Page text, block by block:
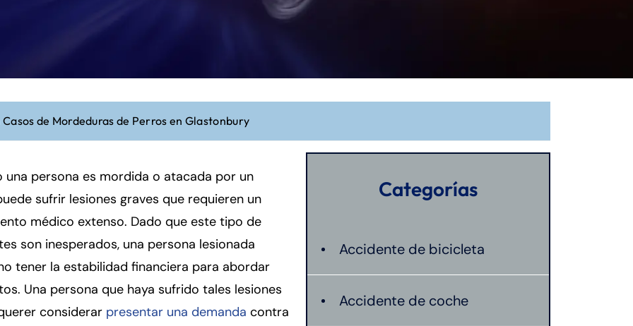
de Mordeduras de Perros en Glastonbury
una persona es mordida o atacada por un
sufrir lesiones graves que requieren un
médico extenso. Dado que este tipo de
son inesperados, una persona lesionada
tener la estabilidad financiera para abordar
Una persona que haya sufrido tales lesiones
considerar presentar una demanda contra
Categorías
Accidente de bicicleta
Accidente de coche